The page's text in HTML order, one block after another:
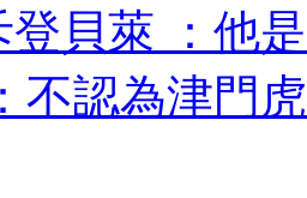
貝萊 ：
：不認為津